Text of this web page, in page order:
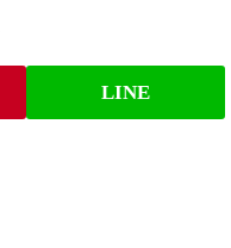
LINE